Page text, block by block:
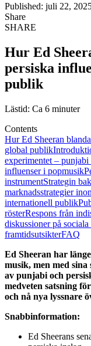
Published: juli 22,
Share
SHARE
Hur Ed
persiska
publik
Lästid: Ca 6 minuter
Contents
Hur Ed Sheeran
global publik
experimentet –
influenser i popmusik
instrumentStrategin
marknadsstrategier
internationell publik
rösterRespons från
diskussioner på sociala
framtidsutsikterFAQ
Ed Sheeran har
musik, men med
av punjabi och
medveten satsning
och nå nya lyssnare
Snabbinformation:
Ed Sheerans